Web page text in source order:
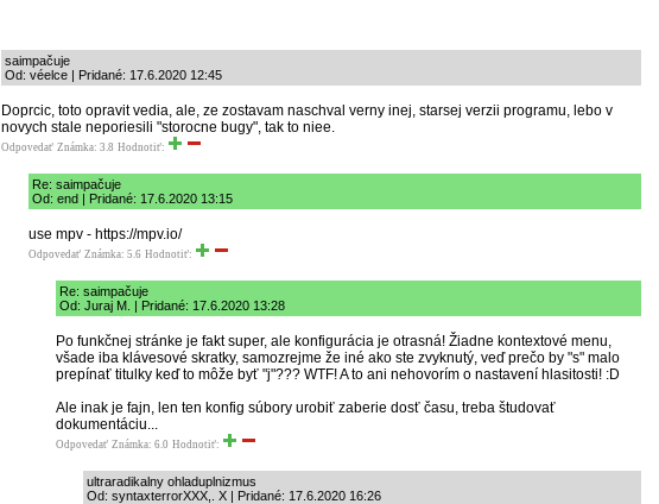
saimpačuje
Od: véelce | Pridané: 17.6.2020 12:45
Doprcic, toto opravit vedia, ale, ze zostavam naschval verny inej, starsej verzii programu, lebo v
novych stale neporiesili "storocne bugy", tak to niee.
Odpovedať Známka: 3.8 Hodnotiť:
Re: saimpačuje
Od: end | Pridané: 17.6.2020 13:15
use mpv - https://mpv.io/
Odpovedať Známka: 5.6 Hodnotiť:
Re: saimpačuje
Od: Juraj M. | Pridané: 17.6.2020 13:28
Po funkčnej stránke je fakt super, ale konfigurácia je otrasná! Žiadne kontextové menu,
všade iba klávesové skratky, samozrejme že iné ako ste zvyknutý, veď prečo by "s" malo
prepínať titulky keď to môže byť "j"??? WTF! A to ani nehovorím o nastavení hlasitosti! :D
Ale inak je fajn, len ten konfig súbory urobiť zaberie dosť času, treba študovať
dokumentáciu...
Odpovedať Známka: 6.0 Hodnotiť:
ultraradikalny ohladuplnizmus
Od: syntaxterrorXXX,. X | Pridané: 17.6.2020 16:26